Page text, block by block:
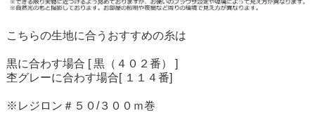
こちらの生地に合うおすすめの糸は
黒に合わす場合 [ 黒（４０２番） ]
杢グレーに合わす場合[ １１４番]
※レジロン＃５０/３００ｍ巻